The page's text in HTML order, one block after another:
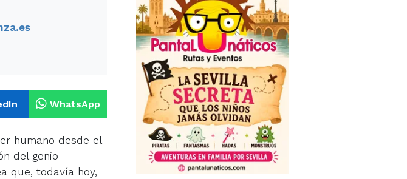
WhatsApp
humano desde el
del genio
que, todavía hoy,